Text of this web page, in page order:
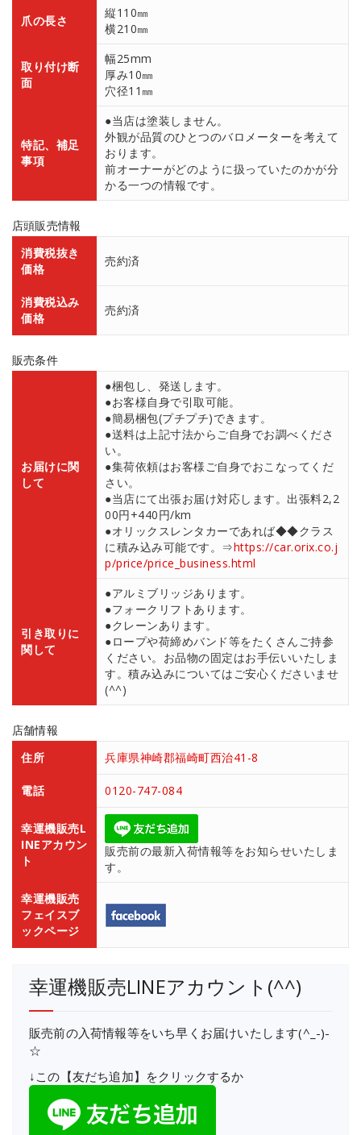
爪の長さ
縦110㎜
横210㎜
取り付け断
面
幅25mm
厚み10㎜
穴径11㎜
特記、補足
事項
●当店は塗装しません。
外観が品質のひとつのバロメーターを考えて
おります。
前オーナーがどのように扱っていたのかが分
かる一つの情報です。
店頭販売情報
消費税抜き
価格
売約済
消費税込み
価格
売約済
販売条件
お届けに関
して
●梱包し、発送します。
●お客様自身で引取可能。
●簡易梱包(プチプチ)できます。
●送料は上記寸法からご自身でお調べくださ
い。
●集荷依頼はお客様ご自身でおこなってくだ
さい。
●当店にて出張お届け対応します。出張料2,2
00円+440円/km
●オリックスレンタカーであれば◆◆クラス
に積み込み可能です。⇒https://car.orix.co.j
p/price/price_business.html
引き取りに
関して
●アルミブリッジあります。
●フォークリフトあります。
●クレーンあります。
●ロープや荷締めバンド等をたくさんご持参
ください。お品物の固定はお手伝いいたしま
す。積み込みについてはご安心くださいませ
(^^)
店舗情報
住所
兵庫県神崎郡福崎町西治41-8
電話 0120-747-084
幸運機販売L
INEアカウン
ト
販売前の最新入荷情報等をお知らせいたしま
す。
幸運機販売
フェイスブ
ックページ
幸運機販売LINEアカウント(^^)
販売前の入荷情報等をいち早くお届けいたします(^_-)-
☆
↓この【友だち追加】をクリックするか